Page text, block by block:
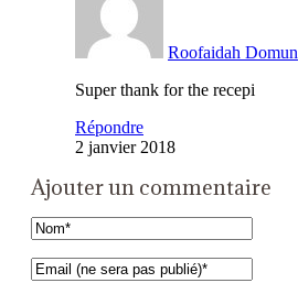
Roofaidah Domun
Super thank for the recepi
Répondre
2 janvier 2018
Ajouter un commentaire